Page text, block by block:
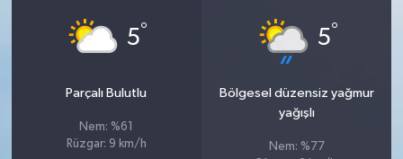
5°
Parçalı Bulutlu
Nem: %61
Rüzgar: 9 km/h
5°
Bölgesel düzensiz yağmur
yağışlı
Nem: %77